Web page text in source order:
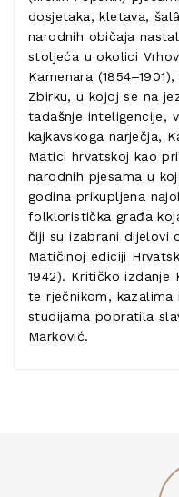
dosjetaka, kletava,
narodnih običaja
stoljeća u okolici
Kamenara
Zbirku, u kojoj se na
tadašnje inteligencije,
kajkavskoga narječja,
Matici hrvatskoj kao
narodnih pjesama u
godina prikupljena
folkloristička građa
čiji su izabrani dijelovi
Matičinoj ediciji
1942). Kritičko izdanje
te rječnikom,
studijama popratila
Marković.